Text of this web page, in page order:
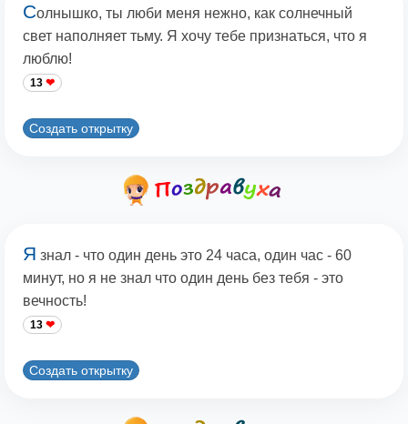
Солнышко, ты люби меня нежно, как солнечный
свет наполняет тьму. Я хочу тебе признаться, что я
люблю!
13
Создать открытку
Я знал - что один день это 24 часа, один час - 60
минут, но я не знал что один день без тебя - это
вечность!
13
Создать открытку